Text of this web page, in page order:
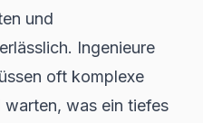
und
Ingenieure
oft komplexe
was ein tiefes